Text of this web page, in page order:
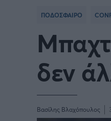
COPA AFRICA
Παγκόσμιο
2025
ΠΟΔΟΣΦΑΙΡΟ
δεν
Βασίλης Βλαχόπουλος